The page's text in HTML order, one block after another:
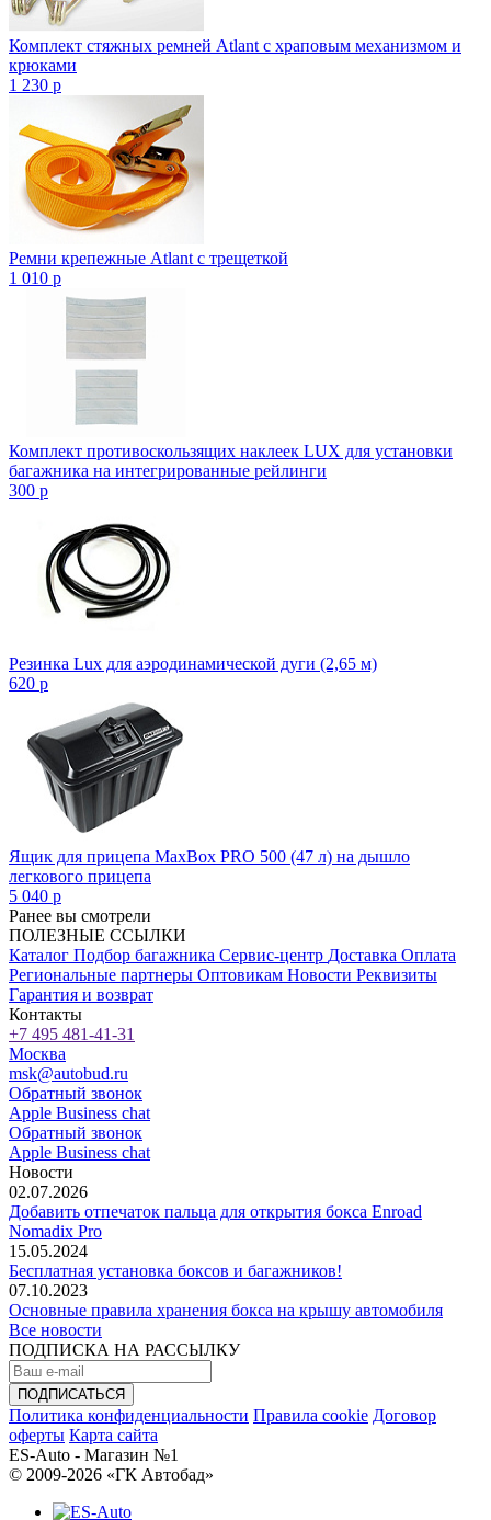
Комплект стяжных ремней Atlant с храповым механизмом и
крюками
1 230 p
Ремни крепежные Atlant с трещеткой
1 010 p
Комплект противоскользящих наклеек LUX для установки
багажника на интегрированные рейлинги
300 p
Резинка Lux для аэродинамической дуги (2,65 м)
620 p
Ящик для прицепа MaxBox PRO 500 (47 л) на дышло
легкового прицепа
5 040 p
Ранее вы смотрели
ПОЛЕЗНЫЕ ССЫЛКИ
Каталог Подбор багажника Сервис-центр Доставка Оплата
Региональные партнеры Оптовикам Новости Реквизиты
Гарантия и возврат
Контакты
+7 495 481-41-31
Москва
msk@autobud.ru
Обратный звонок
Apple Business chat
Обратный звонок
Apple Business chat
Новости
02.07.2026
Добавить отпечаток пальца для открытия бокса Enroad
Nomadix Pro
15.05.2024
Бесплатная установка боксов и багажников!
07.10.2023
Основные правила хранения бокса на крышу автомобиля
Все новости
ПОДПИСКА НА РАССЫЛКУ
Политика конфиденциальности Правила cookie Договор
оферты Карта сайта
ES-Auto - Магазин №1
© 2009-2026 «ГК Автобад»